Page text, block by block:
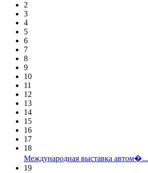
2
3
4
5
6
7
8
9
10
11
12
13
14
15
16
17
18
Международная выставка автом�...
19